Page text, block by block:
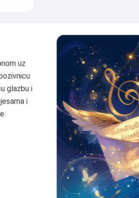
uz
glazbu i
i